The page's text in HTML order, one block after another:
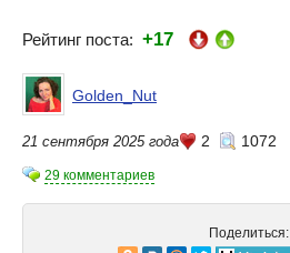
Рейтинг поста: +17
Golden_Nut
21 сентября 2025 года 2 1072
29 комментариев
Поделиться: